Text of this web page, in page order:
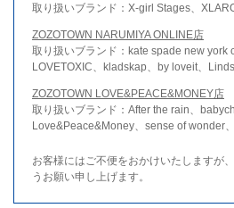
取り扱いブランド：X-girl Stages、
ZOZOTOWN NARUMIYA ONLINE店
取り扱いブランド：kate spade new york
LOVETOXIC、kladskap、by loveit、
ZOZOTOWN LOVE&PEACE&MONEY店
取り扱いブランド：After the rain、
Love&Peace&Money、sense of wonder
お客様にはご不便をおかけいたしますが
うお願い申し上げます。